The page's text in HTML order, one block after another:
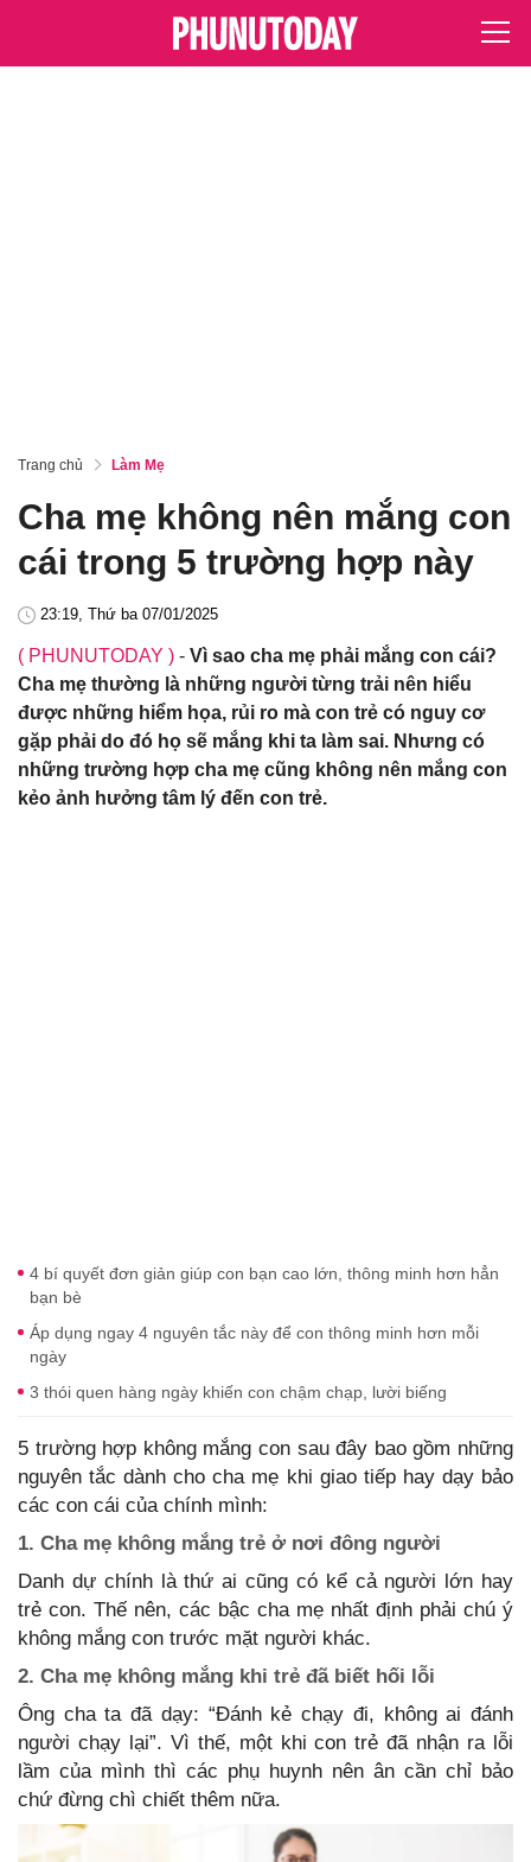
Trang chủ Làm Mẹ
Cha mẹ không nên mắng con
cái trong 5 trường hợp này
23:19, Thứ ba 07/01/2025
( PHUNUTODAY ) - Vì sao cha mẹ phải mắng con cái?
Cha mẹ thường là những người từng trải nên hiểu
được những hiểm họa, rủi ro mà con trẻ có nguy cơ
gặp phải do đó họ sẽ mắng khi ta làm sai. Nhưng có
những trường hợp cha mẹ cũng không nên mắng con
kẻo ảnh hưởng tâm lý đến con trẻ.
4 bí quyết đơn giản giúp con bạn cao lớn, thông minh hơn hẳn
bạn bè
Áp dụng ngay 4 nguyên tắc này để con thông minh hơn mỗi
ngày
3 thói quen hàng ngày khiến con chậm chạp, lười biếng
5 trường hợp không mắng con sau đây bao gồm những
nguyên tắc dành cho cha mẹ khi giao tiếp hay dạy bảo
các con cái của chính mình:
1. Cha mẹ không mắng trẻ ở nơi đông người
Danh dự chính là thứ ai cũng có kể cả người lớn hay
trẻ con. Thế nên, các bậc cha mẹ nhất định phải chú ý
không mắng con trước mặt người khác.
2. Cha mẹ không mắng khi trẻ đã biết hối lỗi
Ông cha ta đã dạy: “Đánh kẻ chạy đi, không ai đánh
người chạy lại”. Vì thế, một khi con trẻ đã nhận ra lỗi
lầm của mình thì các phụ huynh nên ân cần chỉ bảo
chứ đừng chì chiết thêm nữa.